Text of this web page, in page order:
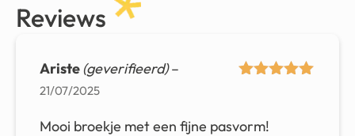
Reviews
Ariste(geverifieerd) –
21/07/2025
Mooi broekje met een fijne pasvorm!